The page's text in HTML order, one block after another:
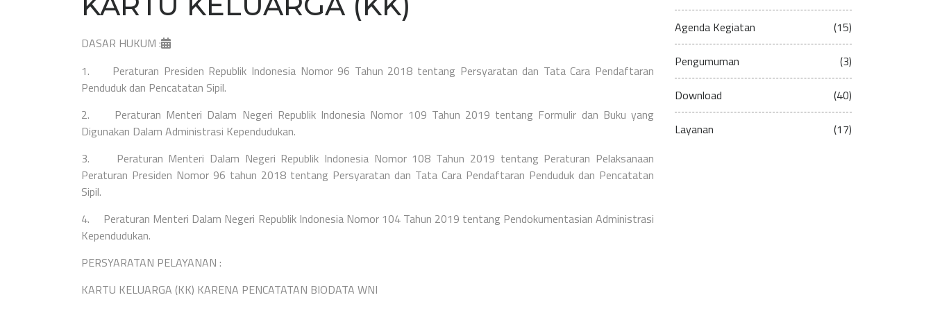
DASAR HUKUM :
1.
Peraturan Presiden Republik Indonesia Nomor 96 Tahun 2018 tentang Persyaratan dan Tata Cara Pendaftaran
Penduduk dan Pencatatan Sipil.
2.
Peraturan Menteri Dalam Negeri Republik Indonesia Nomor 109 Tahun 2019 tentang Formulir dan Buku yang
Digunakan Dalam Administrasi Kependudukan.
3.
Peraturan Menteri Dalam Negeri Republik Indonesia Nomor 108 Tahun 2019 tentang Peraturan Pelaksanaan
Peraturan Presiden Nomor 96 tahun 2018 tentang Persyaratan dan Tata Cara Pendaftaran Penduduk dan Pencatatan
Sipil.
4.
Peraturan Menteri Dalam Negeri Republik Indonesia Nomor 104 Tahun 2019 tentang Pendokumentasian Administrasi
Kependudukan.
PERSYARATAN PELAYANAN :
KARTU KELUARGA (KK) KARENA PENCATATAN BIODATA WNI
Agenda Kegiatan (15)
Pengumuman (3)
Download (40)
Layanan (17)